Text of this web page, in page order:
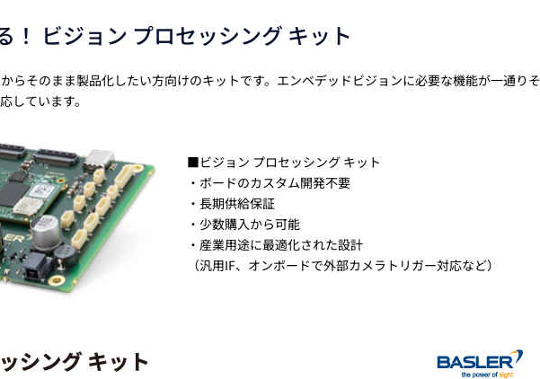
！ ビジョン プロセッシング キット
らそのまま製品化したい方向けのキットです。エンベデッドビジョンに必要な機能が一通り
しています。
■ビジョン プロセッシング キット
・ボードのカスタム開発不要
・長期供給保証
・少数購入から可能
・産業用途に最適化された設計
（汎用IF、オンボードで外部カメラトリガー対応など）